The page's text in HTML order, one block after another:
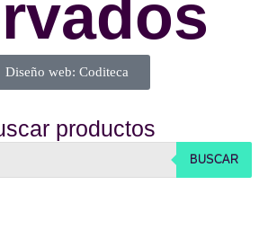
Diseño web: Coditeca
productos
BUSCAR